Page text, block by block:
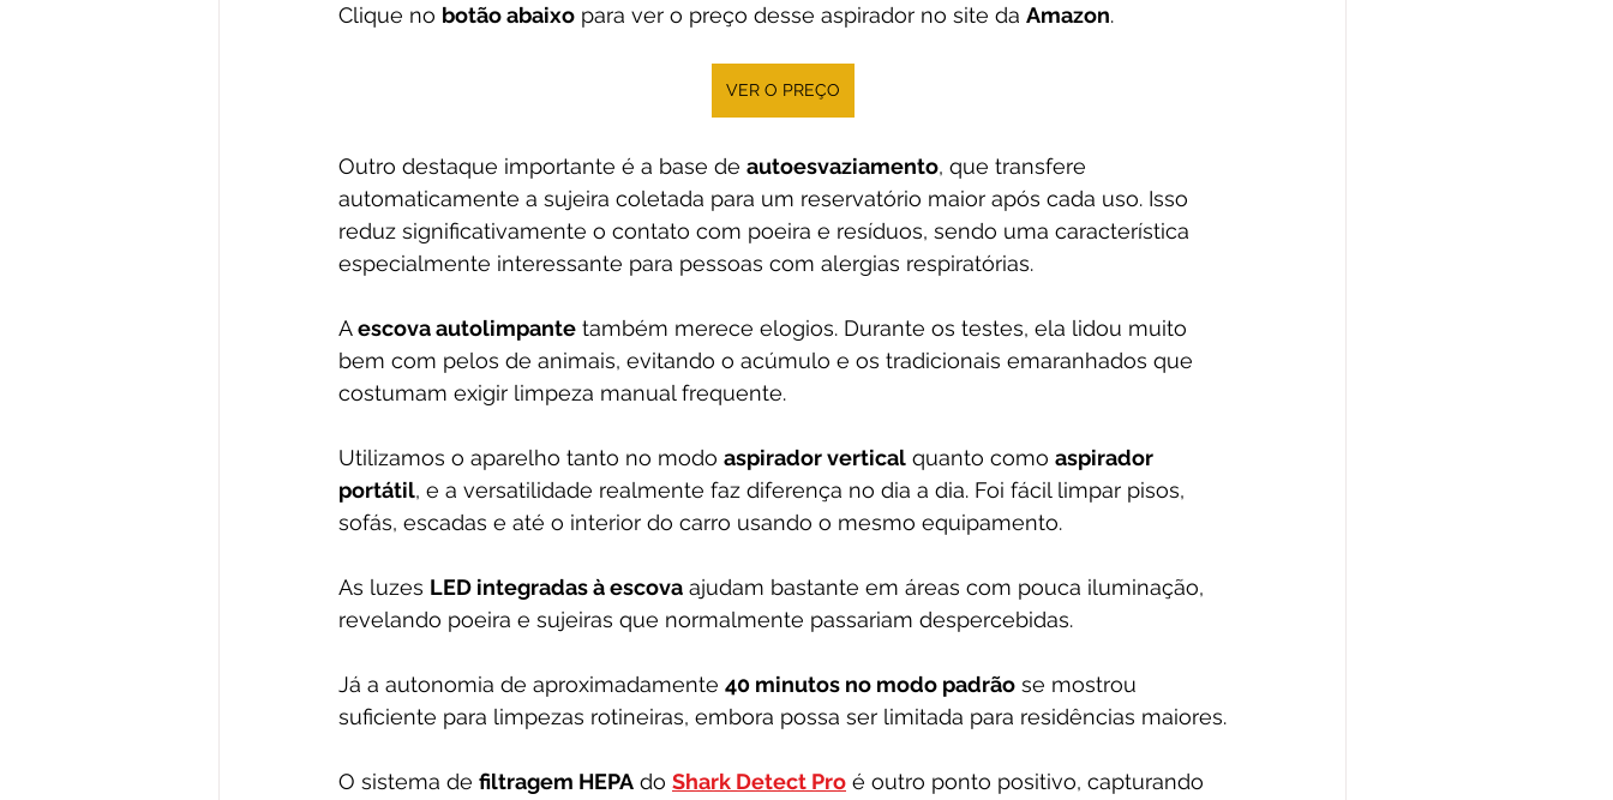
Clique no botão abaixo para ver o preço desse aspirador no site da Amazon.
VER O PREÇO
Outro destaque importante é a base de autoesvaziamento, que transfere
automaticamente a sujeira coletada para um reservatório maior após cada uso. Isso
reduz significativamente o contato com poeira e resíduos, sendo uma característica
especialmente interessante para pessoas com alergias respiratórias.
A escova autolimpante também merece elogios. Durante os testes, ela lidou muito
bem com pelos de animais, evitando o acúmulo e os tradicionais emaranhados que
costumam exigir limpeza manual frequente.
Utilizamos o aparelho tanto no modo aspirador vertical quanto como aspirador
portátil, e a versatilidade realmente faz diferença no dia a dia. Foi fácil limpar pisos,
sofás, escadas e até o interior do carro usando o mesmo equipamento.
As luzes LED integradas à escova ajudam bastante em áreas com pouca iluminação,
revelando poeira e sujeiras que normalmente passariam despercebidas.
Já a autonomia de aproximadamente 40 minutos no modo padrão se mostrou
suficiente para limpezas rotineiras, embora possa ser limitada para residências maiores.
O sistema de filtragem HEPA do Shark Detect Pro é outro ponto positivo, capturando